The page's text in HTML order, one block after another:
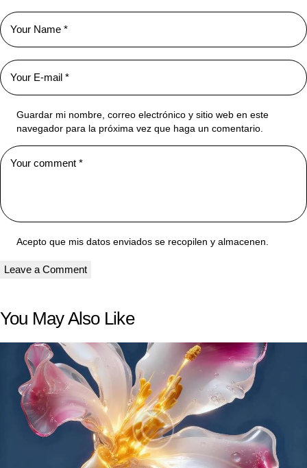
Guardar mi nombre, correo electrónico y sitio web en este
navegador para la próxima vez que haga un comentario.
Acepto que mis datos enviados se recopilen y almacenen.
You May Also Like